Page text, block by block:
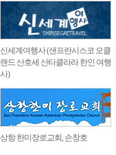
신세계여행사 (샌프란시스코 오클
랜드 산호세 산타클라라 한인 여행
사)
상항 한미장로교회, 손창호